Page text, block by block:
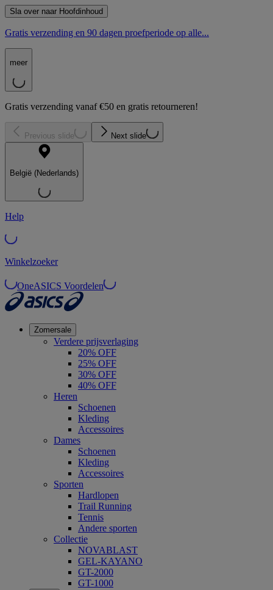
Sla over naar Hoofdinhoud
Gratis verzending en 90 dagen proefperiode op alle...
meer
Gratis verzending vanaf €50 en gratis retourneren!
Previous slide Next slide
België (Nederlands)
Help
Winkelzoeker
OneASICS Voordelen
Zomersale
Verdere prijsverlaging
20% OFF
25% OFF
30% OFF
40% OFF
Heren
Schoenen
Kleding
Accessoires
Dames
Schoenen
Kleding
Accessoires
Sporten
Hardlopen
Trail Running
Tennis
Andere sporten
Collectie
NOVABLAST
GEL-KAYANO
GT-2000
GT-1000